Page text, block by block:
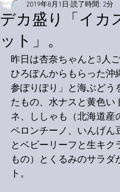
デカ盛り「イカ
ット」。
2019年8月1日 読了時間: 2分
昨日は杏奈ちゃんと3人ご
ひろぽんからもらった沖
参ぽりぽり」と海ぶどう
たもの、水ナスと黄色い
ネ、ししゃも（北海道産
ペロンチーノ、いんげん
とベビーリーフと生キク
もの）とくるみのサラダ
ト。